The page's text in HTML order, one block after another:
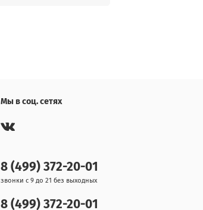
Мы в соц. сетях
8 (499) 372-20-01
звонки с 9 до 21 без выходных
8 (499) 372-20-01